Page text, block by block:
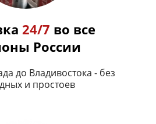
24/7 во все
России
до Владивостока - без
и простоев